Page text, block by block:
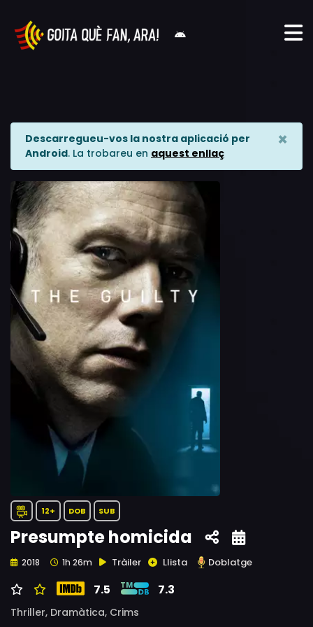
Descarregueu-vos la nostra aplicació per
Android. La trobareu en aquest enllaç
×
12+ DOB SUB
Presumpte homicida
2018 1h 26m Tràiler Llista Doblatge
7.5 7.3
Thriller, Dramàtica, Crims